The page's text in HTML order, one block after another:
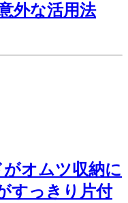
外な活用法
がオムツ収納に
すっきり片付